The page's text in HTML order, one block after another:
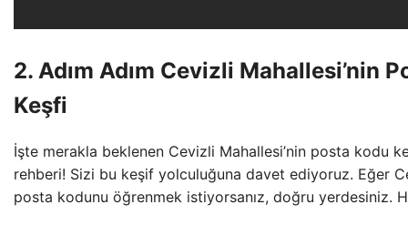
2. Adım Adım Cevizli Mahallesi’nin
Keşfi
İşte merakla beklenen Cevizli Mahallesi’nin posta kodu
rehberi! Sizi bu keşif yolculuğuna davet ediyoruz. Eğer
posta kodunu öğrenmek istiyorsanız, doğru yerdesiniz.